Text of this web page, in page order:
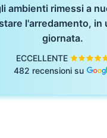
ambienti rimessi a
l'arredamento, in
giornata.
ECCELLENTE
482 recensioni su